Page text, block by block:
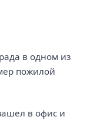
в одном из
пожилой
в офис и